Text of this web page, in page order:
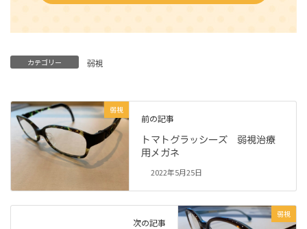
カテゴリー 弱視
弱視
前の記事
トマトグラッシーズ 弱視治療
用メガネ
2022年5月25日
弱視
次の記事